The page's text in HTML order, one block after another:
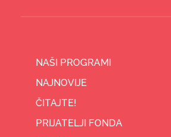
NAŠI PROGRAMI
NAJNOVIJE
ČITAJTE!
PRIJATELJI FONDA